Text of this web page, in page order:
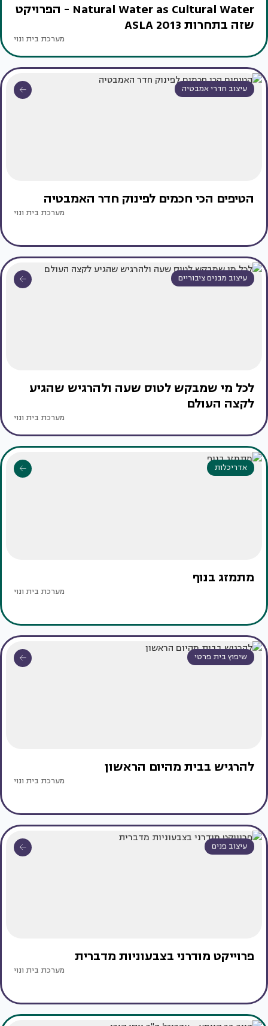
Natural Water as Cultural Water - הפרויקט
שזה בתחרות ASLA 2013
מערכת בית ונוי
עיצוב חדרי אמבטיה
הטיפים הכי חכמים לפינוק חדר האמבטיה
מערכת בית ונוי
עיצוב מבנים ציבוריים
לכל מי שמבקש לטוס שעה ולהרגיש שהגיע
לקצה העולם
מערכת בית ונוי
אדריכלות
מתמזג בנוף
מערכת בית ונוי
שיפוץ בית פרטי
להרגיש בבית מהיום הראשון
מערכת בית ונוי
עיצוב פנים
פרוייקט מודרני בצבעוניות מדברית
מערכת בית ונוי